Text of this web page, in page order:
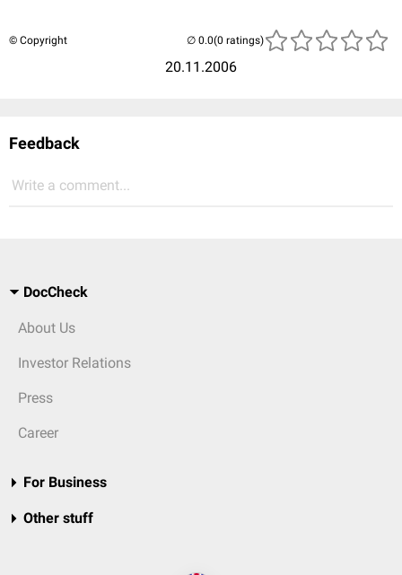
© Copyright
20.11.2006
(0 ratings)
Feedback
Write a comment...
DocCheck
About Us
Investor Relations
Press
Career
For Business
Other stuff